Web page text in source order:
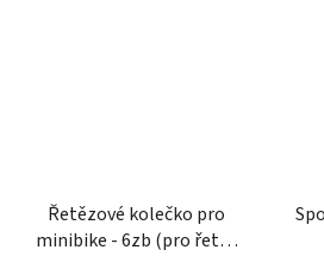
Řetězové kolečko pro
minibike - 6zb (pro řetěz